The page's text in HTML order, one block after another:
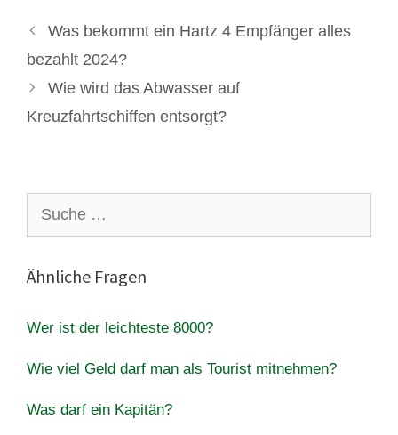
Was bekommt ein Hartz 4 Empfänger alles
bezahlt 2024?
Wie wird das Abwasser auf
Kreuzfahrtschiffen entsorgt?
nach:
Ähnliche Fragen
Wer ist der leichteste 8000?
Wie viel Geld darf man als Tourist mitnehmen?
Was darf ein Kapitän?